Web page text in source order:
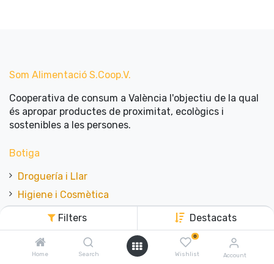
Filters Destacats
Home Search
0
Wishlist Account
Som Alimentació​ ​S.Coop.V.
Cooperativa de consum a València l'objectiu de la qual
és apropar productes de proximitat, ecològics i
sostenibles a les persones.
Botiga
Droguería i Llar
Higiene i Cosmètica
Fruita i Verdura
Granel